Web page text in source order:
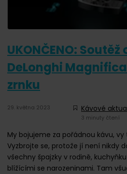
UKONČENO:
DeLonghi
zrnku
29. května 2023 Kávové
3 minuty čtení
My bojujeme za pořádnou kávu,
Vyzbrojte se, protože jí není nikdy
všechny špajzky v rodině,
blížícími se narozeninami. Tam